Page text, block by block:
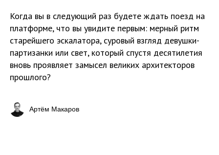
Когда вы в следующий раз будете ждать поезд на
платформе, что вы увидите первым: мерный ритм
старейшего эскалатора, суровый взгляд девушки-
партизанки или свет, который спустя десятилетия
вновь проявляет замысел великих архитекторов
прошлого?
Артём Макаров